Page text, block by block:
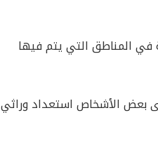
المناطق التي يتم فيها
بعض الأشخاص استعداد وراثي